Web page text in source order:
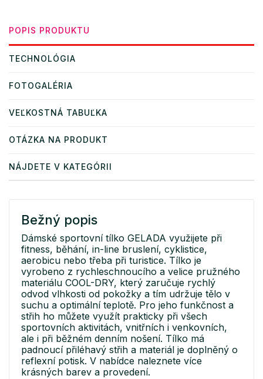
POPIS PRODUKTU
TECHNOLÓGIA
FOTOGALÉRIA
VEĽKOSTNÁ TABUĽKA
OTÁZKA NA PRODUKT
NÁJDETE V KATEGÓRII
Bežný popis
Dámské sportovní tílko GELADA využijete při
fitness, běhání, in-line bruslení, cyklistice,
aerobicu nebo třeba při turistice. Tílko je
vyrobeno z rychleschnoucího a velice pružného
materiálu COOL-DRY, který zaručuje rychlý
odvod vlhkosti od pokožky a tím udržuje tělo v
suchu a optimální teplotě. Pro jeho funkčnost a
střih ho můžete využít prakticky při všech
sportovních aktivitách, vnitřních i venkovních,
ale i při běžném denním nošení. Tílko má
padnoucí přiléhavý střih a materiál je doplněný o
reflexní potisk. V nabídce naleznete více
krásných barev a provedení.